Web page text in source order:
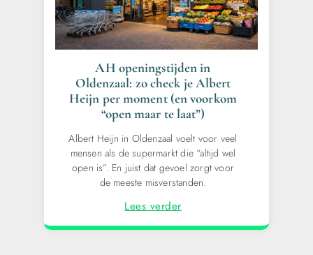
AH openingstijden in
Oldenzaal: zo check je Albert
Heijn per moment (en voorkom
“open maar te laat”)
Albert Heijn in Oldenzaal voelt voor veel
mensen als de supermarkt die “altijd wel
open is”. En juist dat gevoel zorgt voor
de meeste misverstanden.
Lees verder